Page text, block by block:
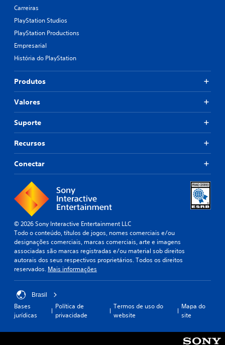
Carreiras
PlayStation Studios
PlayStation Productions
Empresarial
História do PlayStation
Produtos
Valores
Suporte
Recursos
Conectar
© 2026 Sony Interactive Entertainment LLC
Todo o conteúdo, títulos de jogos, nomes comerciais e/ou
designações comerciais, marcas comerciais, arte e imagens
associadas são marcas registradas e/ou material sob direitos
autorais dos seus respectivos proprietários. Todos os direitos
reservados. Mais informações
Brasil
Bases
jurídicas
Política de
privacidade
Termos de uso do
website
Mapa do
site